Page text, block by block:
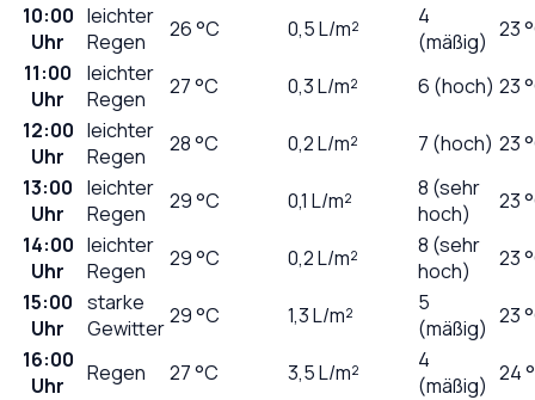
10:00
Uhr
leichter
Regen
26°C 0,5L/m²
4
(mäßig) 23
11:00
Uhr
leichter
Regen
27°C 0,3L/m² 6 (hoch) 23
12:00
Uhr
leichter
Regen
28°C 0,2L/m² 7 (hoch) 23
13:00
Uhr
leichter
Regen
29°C 0,1 L/m²
8 (sehr
hoch)
23
14:00
Uhr
leichter
Regen
29°C 0,2L/m²
8 (sehr
hoch)
23
15:00
Uhr
starke
Gewitter29°C 1,3L/m²
5
(mäßig) 23
16:00
Uhr
Regen 27°C 3,5L/m²
4
(mäßig) 24